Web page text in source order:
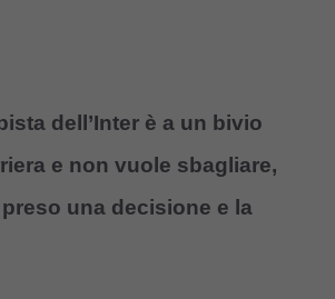
dell’Inter è a un bivio
e non vuole sbagliare,
una decisione e la